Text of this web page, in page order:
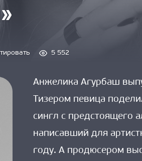
Анжелика
выпустит
клип
«Ранена,
5 552
Анжелика Агурбаш
Тизером певица
сингл с предстоящего
написавший для
году. А продюсером